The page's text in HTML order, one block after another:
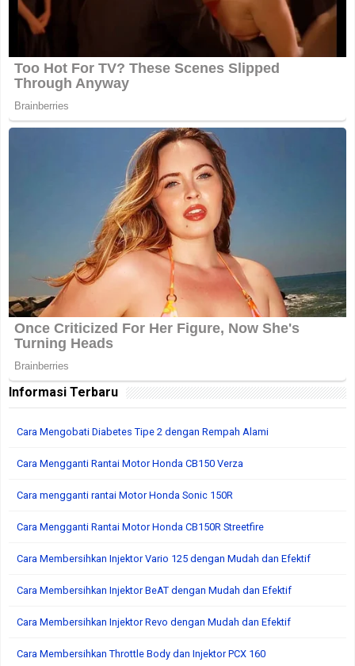
Informasi Terbaru
Cara Mengobati Diabetes Tipe 2 dengan Rempah Alami
Cara Mengganti Rantai Motor Honda CB150 Verza
Cara mengganti rantai Motor Honda Sonic 150R
Cara Mengganti Rantai Motor Honda CB150R Streetfire
Cara Membersihkan Injektor Vario 125 dengan Mudah dan Efektif
Cara Membersihkan Injektor BeAT dengan Mudah dan Efektif
Cara Membersihkan Injektor Revo dengan Mudah dan Efektif
Cara Membersihkan Throttle Body dan Injektor PCX 160